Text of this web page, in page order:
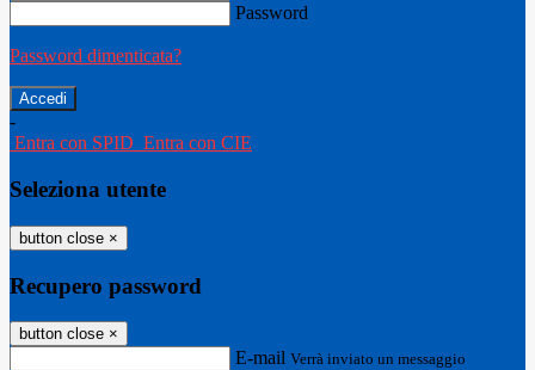
Password
Password dimenticata?
-
Entra con SPID Entra con CIE
Seleziona utente
button close ×
Recupero password
button close ×
E-mail Verrà inviato un messaggio